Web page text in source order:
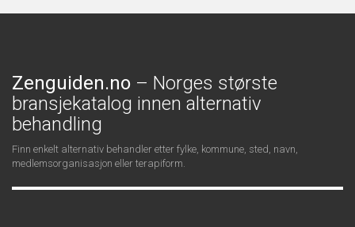
Zenguiden.no – Norges største
bransjekatalog innen alternativ
behandling
Finn enkelt alternativ behandler etter fylke, kommune, sted, navn,
medlemsorganisasjon eller terapiform.